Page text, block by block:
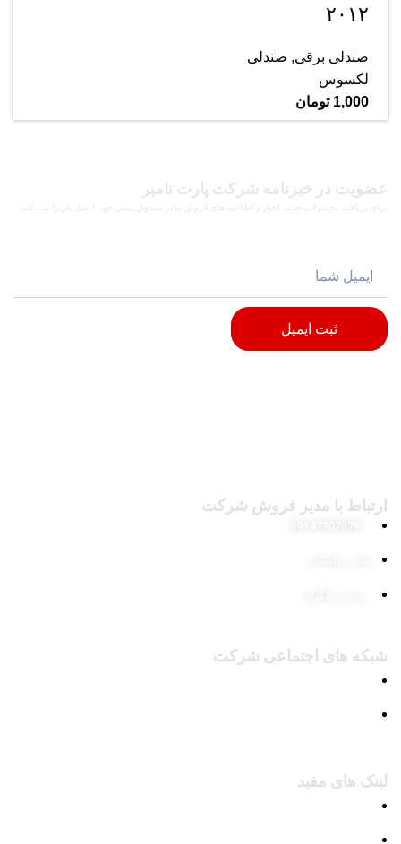
۲۰۱۲
صندلی برقی, صندلی
لکسوس
1,000 تومان
عضویت در خبرنامه شرکت پارت نامبر
برای دریافت محصولات جدید، اخبار و اطلاعیه های فروش ما در صندوق پستی خود، ایمیل تان را ثبت کنید.
ثبت ایمیل
ارتباط با مدیر فروش شرکت
شبکه های اجتماعی شرکت
لینک های مفید